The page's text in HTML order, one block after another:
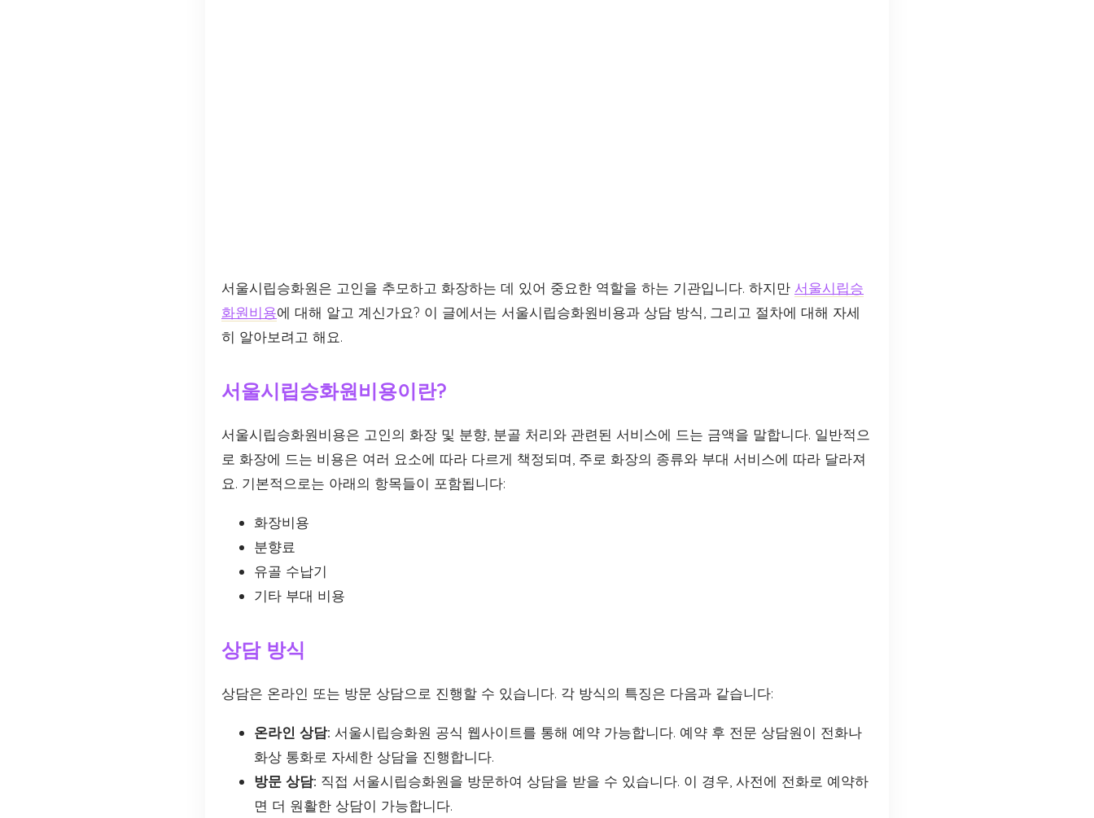
서울시립승화원은 고인을 추모하고 화장하는 데 있어 중요한 역할을 하는 기관입니다. 하지만 서울시립승
화원비용에 대해 알고 계신가요? 이 글에서는 서울시립승화원비용과 상담 방식, 그리고 절차에 대해 자세
히 알아보려고 해요.
서울시립승화원비용이란?
서울시립승화원비용은 고인의 화장 및 분향, 분골 처리와 관련된 서비스에 드는 금액을 말합니다. 일반적으
로 화장에 드는 비용은 여러 요소에 따라 다르게 책정되며, 주로 화장의 종류와 부대 서비스에 따라 달라져
요. 기본적으로는 아래의 항목들이 포함됩니다:
화장비용
분향료
유골 수납기
기타 부대 비용
상담 방식
상담은 온라인 또는 방문 상담으로 진행할 수 있습니다. 각 방식의 특징은 다음과 같습니다:
온라인 상담: 서울시립승화원 공식 웹사이트를 통해 예약 가능합니다. 예약 후 전문 상담원이 전화나
화상 통화로 자세한 상담을 진행합니다.
방문 상담: 직접 서울시립승화원을 방문하여 상담을 받을 수 있습니다. 이 경우, 사전에 전화로 예약하
면 더 원활한 상담이 가능합니다.